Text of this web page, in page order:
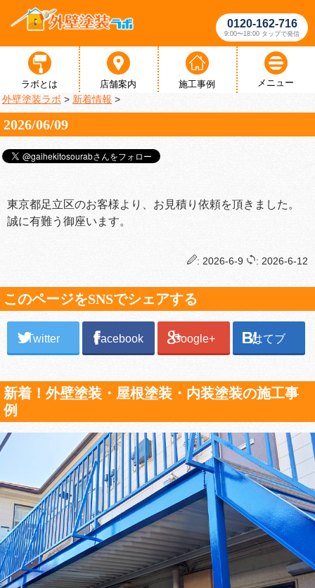
0120-162-716
9:00〜18:00 タップで発信
ラボとは 店舗案内 施工事例 メニュー
外壁塗装ラボ > 新着情報 >
2026/06/09
東京都足立区のお客様より、お見積り依頼を頂きました。
誠に有難う御座います。
: 2026-6-9 : 2026-6-12
このページをSNSでシェアする
Twitter Facebook Google+ はてブ
新着！外壁塗装・屋根塗装・内装塗装の施工事
例